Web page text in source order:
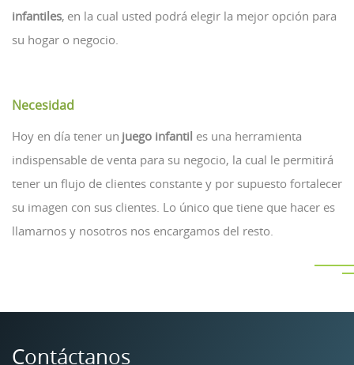
infantiles, en la cual usted podrá elegir la mejor opción para
su hogar o negocio.
Necesidad
Hoy en día tener un juego infantil es una herramienta
indispensable de venta para su negocio, la cual le permitirá
tener un flujo de clientes constante y por supuesto fortalecer
su imagen con sus clientes. Lo único que tiene que hacer es
llamarnos y nosotros nos encargamos del resto.
Contáctanos